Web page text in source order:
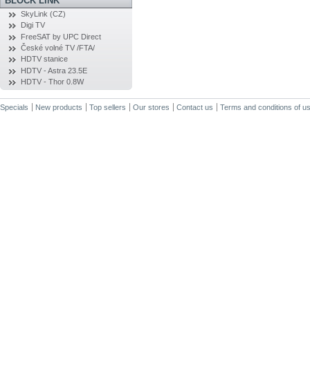
SkyLink (CZ)
Digi TV
FreeSAT by UPC Direct
České volné TV /FTA/
HDTV stanice
HDTV - Astra 23.5E
HDTV - Thor 0.8W
Specials New products Top sellers Our stores Contact us Terms and conditions of